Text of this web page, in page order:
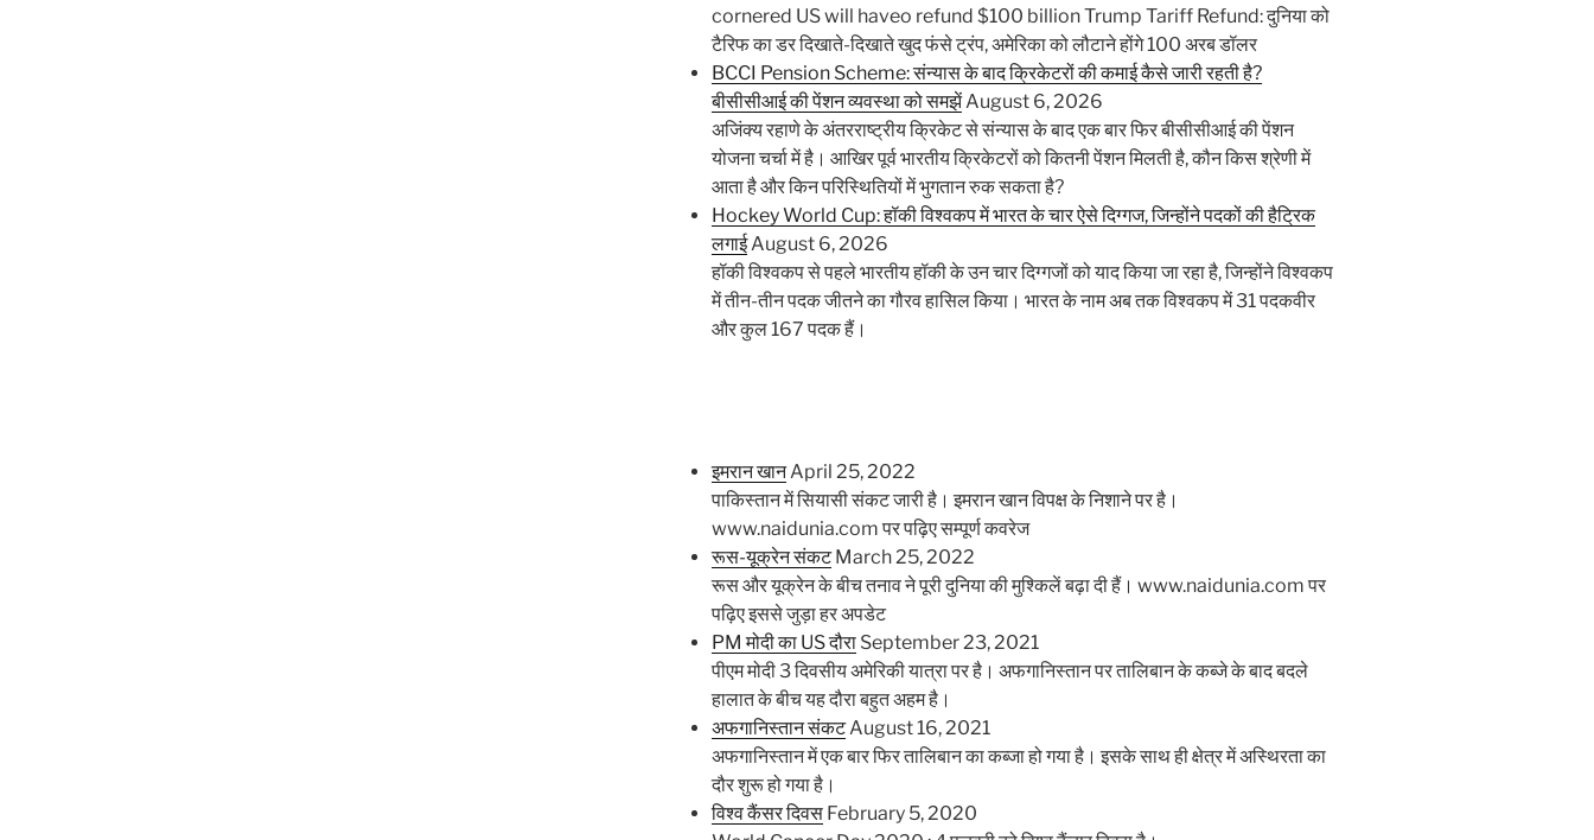
cornered US will haveo refund $100 billion Trump Tariff Refund: दुनिया को
टैरिफ का डर दिखाते-दिखाते खुद फंसे ट्रंप, अमेरिका को लौटाने होंगे 100 अरब डॉलर
BCCI Pension Scheme: संन्यास के बाद क्रिकेटरों की कमाई कैसे जारी रहती है?
बीसीसीआई की पेंशन व्यवस्था को समझेंAugust 6, 2026
अजिंक्य रहाणे के अंतरराष्ट्रीय क्रिकेट से संन्यास के बाद एक बार फिर बीसीसीआई की पेंशन
योजना चर्चा में है। आखिर पूर्व भारतीय क्रिकेटरों को कितनी पेंशन मिलती है, कौन किस श्रेणी में
आता है और किन परिस्थितियों में भुगतान रुक सकता है?
Hockey World Cup: हॉकी विश्वकप में भारत के चार ऐसे दिग्गज, जिन्होंने पदकों की हैट्रिक
लगाईAugust 6, 2026
हॉकी विश्वकप से पहले भारतीय हॉकी के उन चार दिग्गजों को याद किया जा रहा है, जिन्होंने विश्वकप
में तीन-तीन पदक जीतने का गौरव हासिल किया। भारत के नाम अब तक विश्वकप में 31 पदकवीर
और कुल 167 पदक हैं।
इमरान खानApril 25, 2022
पाकिस्तान में सियासी संकट जारी है। इमरान खान विपक्ष के निशाने पर है।
www.naidunia.com पर पढ़िए सम्पूर्ण कवरेज
रूस-यूक्रेन संकट March 25, 2022
रूस और यूक्रेन के बीच तनाव ने पूरी दुनिया की मुश्किलें बढ़ा दी हैं। www.naidunia.com पर
पढ़िए इससे जुड़ा हर अपडेट
PM मोदी का US दौरा September 23, 2021
पीएम मोदी 3 दिवसीय अमेरिकी यात्रा पर है। अफगानिस्तान पर तालिबान के कब्जे के बाद बदले
हालात के बीच यह दौरा बहुत अहम है।
अफगानिस्तान संकटAugust 16, 2021
अफगानिस्तान में एक बार फिर तालिबान का कब्जा हो गया है। इसके साथ ही क्षेत्र में अस्थिरता का
दौर शुरू हो गया है।
विश्‍व कैंसर दिवस February 5, 2020